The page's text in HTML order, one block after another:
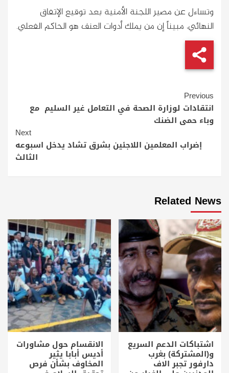
وتساءل عن مصير اللجنة الأمنية بعد توقيع الإتفاق
النهائي، مبيناً إن من يملك أدوات العنف هو الحاكم الفعلي.
Continue
Reading
Previous
انتقادات لوزارة الصحة في التعامل غير السليم مع
وباء حمى الضنك
Next
إضراب المعلمين اللاجئين بشرق تشاد يدخل اسبوعه
الثالث
Related News
اشتباكات الدعم السريع
و(المشتركة) بغرب
دارفور تجبر الاف
الانقسام حول مشاورات
أديس أبابا يثير
المخاوف بشأن فرص